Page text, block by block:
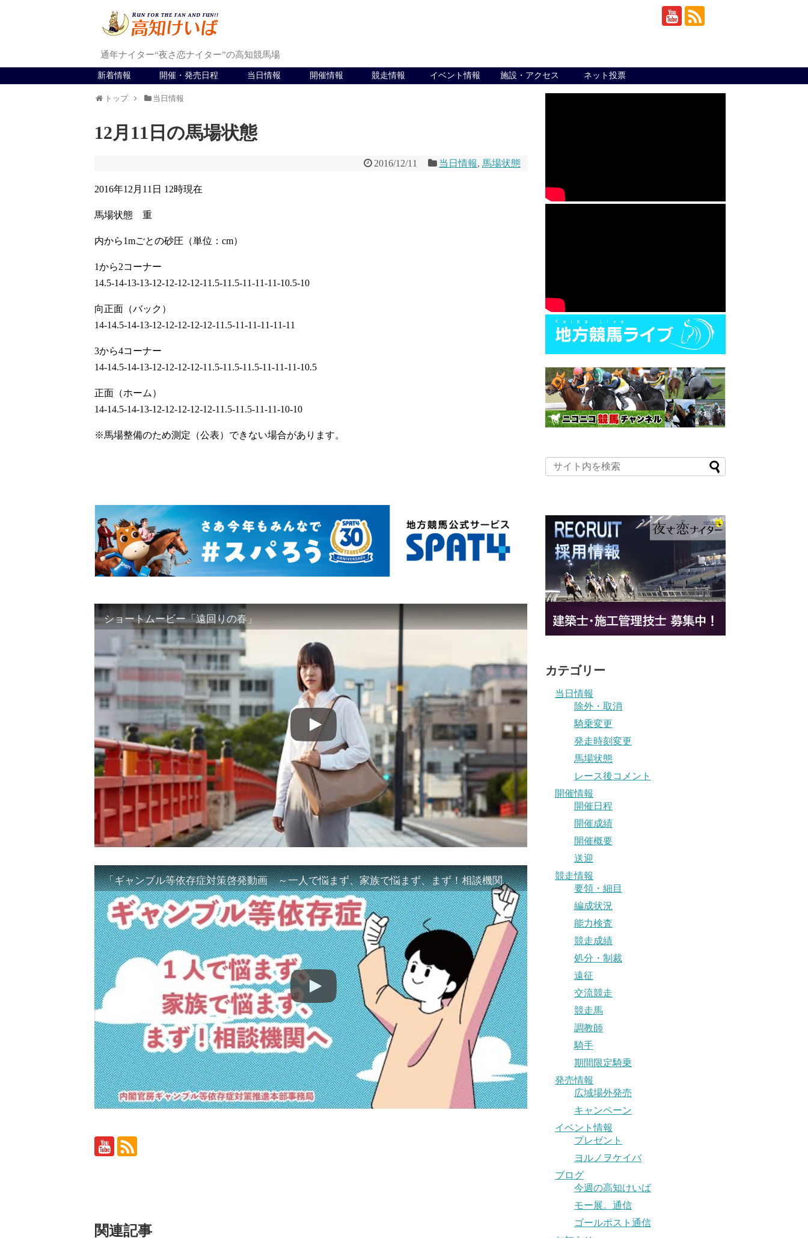
通年ナイター“夜さ恋ナイター”の高知競馬場
新着情報 開催・発売日程 当日情報 開催情報 競走情報 イベント情報 施設・アクセス ネット投票
トップ 当日情報
12月11日の馬場状態
2016/12/11 当日情報, 馬場状態
2016年12月11日 12時現在
馬場状態 重
内から1mごとの砂圧（単位：cm）
1から2コーナー
14.5-14-13-13-12-12-12-12-11.5-11.5-11-11-11-10.5-10
向正面（バック）
14-14.5-14-13-12-12-12-12-12-11.5-11-11-11-11-11
3から4コーナー
14-14.5-14-13-12-12-12-12-11.5-11.5-11.5-11-11-11-10.5
正面（ホーム）
14-14.5-14-13-12-12-12-12-12-11.5-11.5-11-11-10-10
※馬場整備のため測定（公表）できない場合があります。
ショートムービー「遠回りの春」
「ギャンブル等依存症対策啓発動画 ～一人で悩まず、家族で悩まず、まず！相談機関へ～」
関連記事
カテゴリー
当日情報
除外・取消
騎乗変更
発走時刻変更
馬場状態
レース後コメント
開催情報
開催日程
開催成績
開催概要
送迎
競走情報
要領・細目
編成状況
能力検査
競走成績
処分・制裁
遠征
交流競走
競走馬
調教師
騎手
期間限定騎乗
発売情報
広域場外発売
キャンペーン
イベント情報
プレゼント
ヨルノヲケイバ
ブログ
今週の高知けいば
モー展。通信
ゴールポスト通信